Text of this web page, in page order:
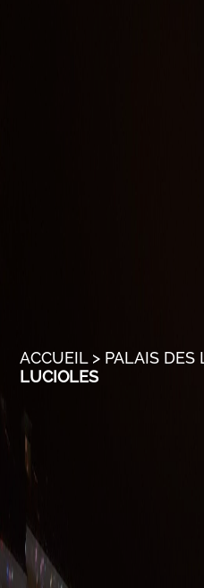
ACCUEIL> PALAIS DES
LUCIOLES